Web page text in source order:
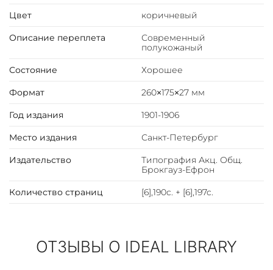
Цвет коричневый
Описание переплета
Современный
полукожаный
Состояние Хорошее
Формат 260×175×27 мм
Год издания 1901-1906
Место издания Санкт-Петербург
Издательство
Типография Акц. Общ.
Брокгауз-Ефрон
Количество страниц [6],190c. + [6],197c.
ОТЗЫВЫ О IDEAL LIBRARY